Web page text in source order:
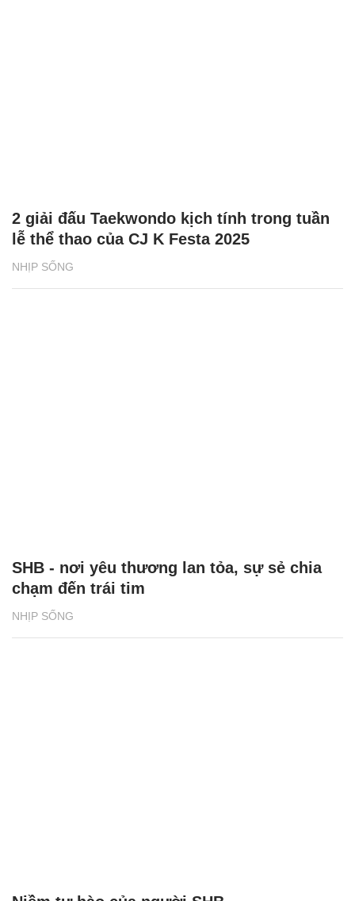
NHỊP SỐNG
2 giải đấu Taekwondo kịch tính trong tuần
lễ thể thao của CJ K Festa 2025
NHỊP SỐNG
SHB - nơi yêu thương lan tỏa, sự sẻ chia
chạm đến trái tim